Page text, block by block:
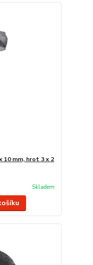
10 mm, hrot 3 x 2
Skladem